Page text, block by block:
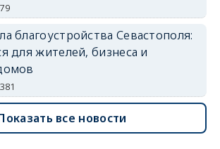
благоустройства Севастополя:
для жителей, бизнеса и
все новости